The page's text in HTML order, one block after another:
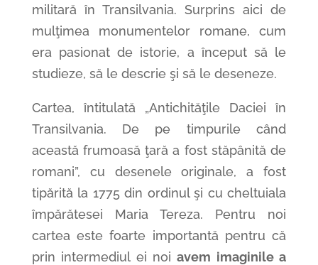
militară în Transilvania. Surprins aici de
mulţimea monumentelor romane, cum
era pasionat de istorie, a început să le
studieze, să le descrie şi să le deseneze.
Cartea, întitulată „Antichităţile Daciei în
Transilvania. De pe timpurile când
această frumoasă ţară a fost stăpânită de
romani”, cu desenele originale, a fost
tipărită la 1775 din ordinul şi cu cheltuiala
împărătesei Maria Tereza. Pentru noi
cartea este foarte importantă pentru că
prin intermediul ei noiavem imaginile a